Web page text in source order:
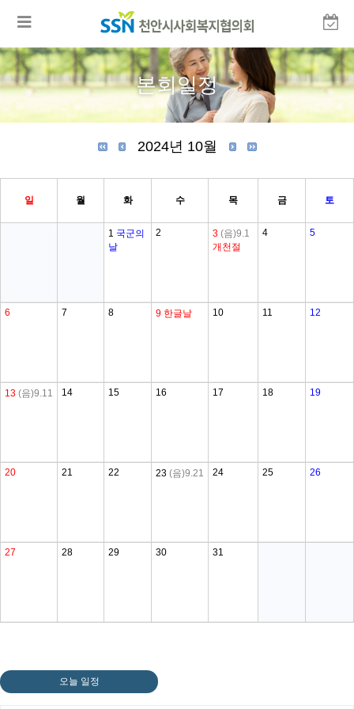
본회일정
2024년 10월
일 월 화 수 목 금 토
1 국군의
날
2 3 (음)9.1
개천절
4 5
6 7 8 9 한글날 10 11 12
13 (음)9.11 14 15 16 17 18 19
20 21 22 23 (음)9.21 24 25 26
27 28 29 30 31
오늘 일정